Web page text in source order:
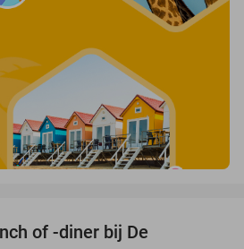
of -diner bij De